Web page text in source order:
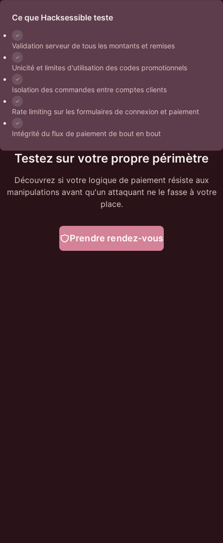
Ce que Hacksessible teste
Validation serveur de tous les montants et remises
Unicité et limites d'utilisation des codes promotionnels
Isolation des commandes entre comptes clients
Rate limiting sur les formulaires de connexion et paiement
Intégrité du flux de paiement de bout en bout
Testez sur votre propre périmètre
Découvrez si votre logique de paiement résiste aux
manipulations avant qu'un attaquant ne le fasse à votre
place.
Prendre rendez-vous